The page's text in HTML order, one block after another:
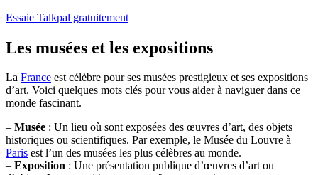
Essaie Talkpal gratuitement
Les musées et les expositions
La France est célèbre pour ses musées prestigieux et ses expositions
d’art. Voici quelques mots clés pour vous aider à naviguer dans ce
monde fascinant.
– Musée : Un lieu où sont exposées des œuvres d’art, des objets
historiques ou scientifiques. Par exemple, le Musée du Louvre à
Paris est l’un des musées les plus célèbres au monde.
– Exposition : Une présentation publique d’œuvres d’art ou